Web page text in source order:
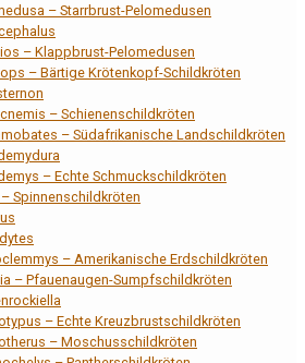
– Starrbrust-Pelomedusen
– Klappbrust-Pelomedusen
– Bärtige Krötenkopf-Schildkröten
– Schienenschildkröten
– Südafrikanische Landschildkröten
– Echte Schmuckschildkröten
Spinnenschildkröten
– Amerikanische Erdschildkröten
– Pfauenaugen-Sumpfschildkröten
– Echte Kreuzbrustschildkröten
– Moschusschildkröten